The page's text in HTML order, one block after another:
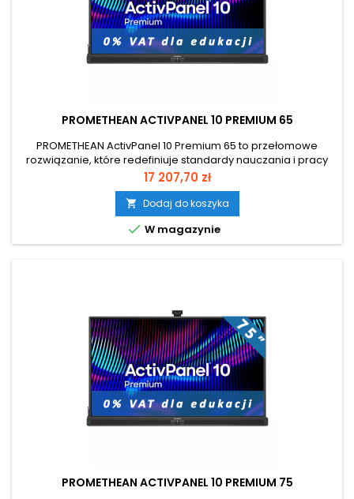
PROMETHEAN ACTIVPANEL 10 PREMIUM 65
PROMETHEAN ActivPanel 10 Premium 65 to przełomowe
rozwiązanie, które redefiniuje standardy nauczania i pracy
zespołowej. Łączy intuicyjność tradycyjnej tablicy z
nowoczesnymi możliwościami ekranu dotykowego,
umożliwiając jednoczesną interakcję nawet 50
użytkownikom. Jego modułowa konstrukcja pozwala na
wybór systemu operacyjnego – Android, Windows lub...
Cena
17 207,70 zł
 Dodaj do koszyka
 W magazynie
PROMETHEAN ACTIVPANEL 10 PREMIUM 75